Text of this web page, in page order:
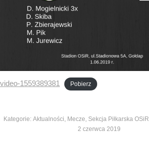
video-1559389381 Pobierz
Kategorie: Aktualności, Mecze, Sekcja Piłkarska OSiR
2 czerwca 2019